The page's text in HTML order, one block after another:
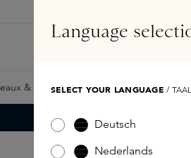
& Giftcards Samples
Language
SELECT YOUR LANGUAGE /
Deutsch
Nederlands